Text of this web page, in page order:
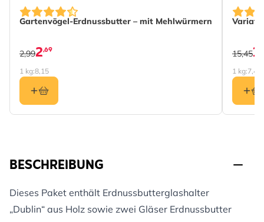
Gartenvögel-Erdnussbutter – mit Mehlwürmern
2,69
2,99
1 kg:8,15
The
15,45
1 kg:7,49
BESCHREIBUNG
Dieses Paket enthält Erdnussbutterglashalter
„Dublin“ aus Holz sowie zwei Gläser Erdnussbutter